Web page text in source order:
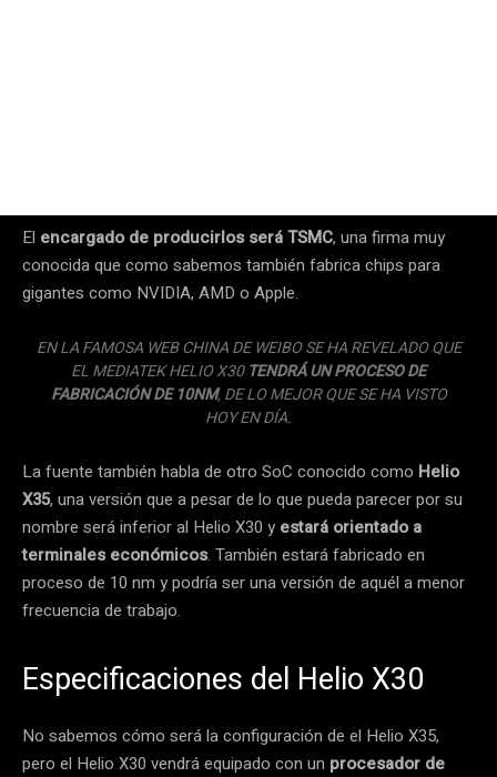
El encargado de producirlos será TSMC, una firma muy
conocida que como sabemos también fabrica chips para
gigantes como NVIDIA, AMD o Apple.
EN LA FAMOSA WEB CHINA DE WEIBO SE HA REVELADO QUE
EL MEDIATEK HELIO X30TENDRÁ UN PROCESO DE
FABRICACIÓN DE 10NM, DE LO MEJOR QUE SE HA VISTO
HOY EN DÍA.
La fuente también habla de otro SoC conocido como Helio
X35, una versión que a pesar de lo que pueda parecer por su
nombre será inferior al Helio X30 y estará orientado a
terminales económicos. También estará fabricado en
proceso de 10 nm y podría ser una versión de aquél a menor
frecuencia de trabajo.
Especificaciones del Helio X30
No sabemos cómo será la configuración de el Helio X35,
pero el Helio X30 vendrá equipado con un procesador de